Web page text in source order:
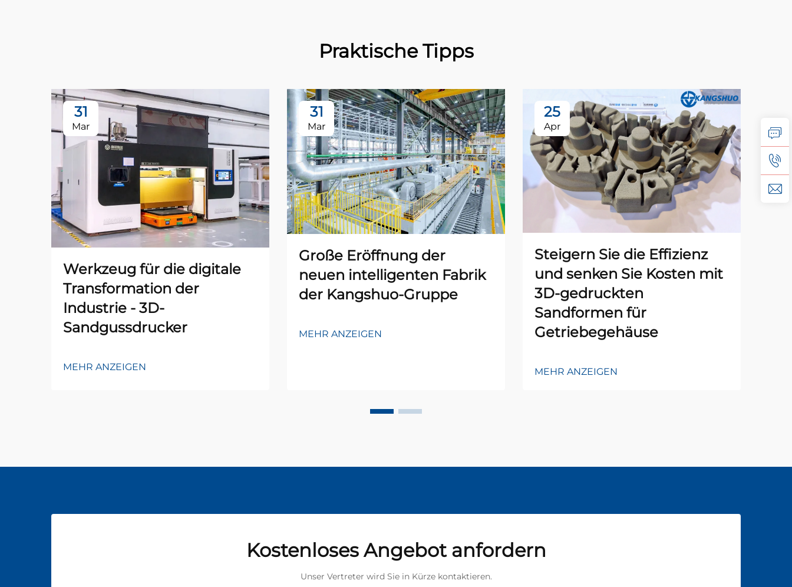
Praktische Tipps
31
Mar
Werkzeug für die digitale
Transformation der
Industrie - 3D-
Sandgussdrucker
MEHR ANZEIGEN
31
Mar
Große Eröffnung der
neuen intelligenten Fabrik
der Kangshuo-Gruppe
MEHR ANZEIGEN
25
Apr
Steigern Sie die Effizienz
und senken Sie Kosten mit
3D-gedruckten
Sandformen für
Getriebegehäuse
MEHR ANZEIGEN
Kostenloses Angebot anfordern
Unser Vertreter wird Sie in Kürze kontaktieren.